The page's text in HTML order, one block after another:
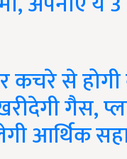
कचरे से
गैस,
आर्थिक